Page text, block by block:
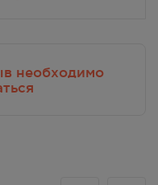
необходимо